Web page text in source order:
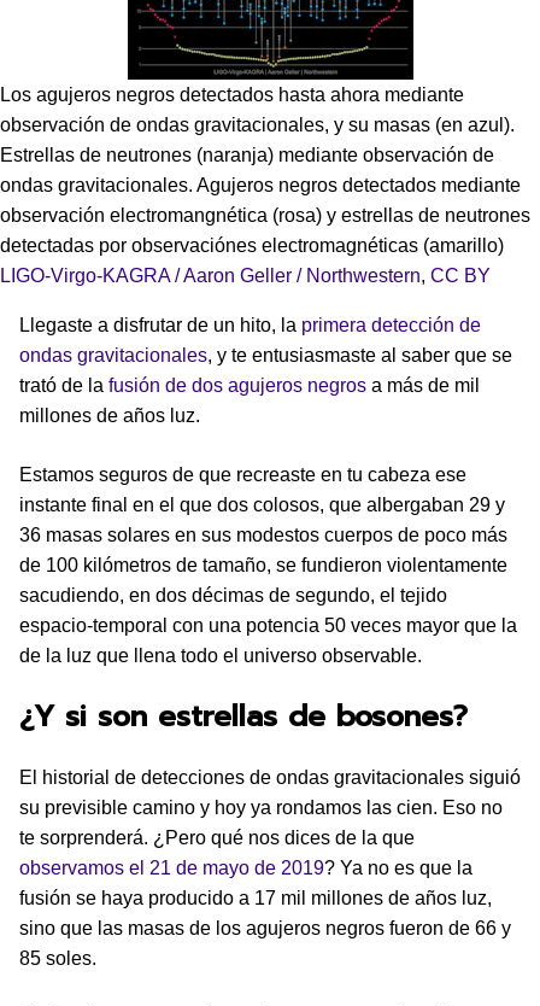
Los agujeros negros detectados hasta ahora mediante
observación de ondas gravitacionales, y su masas (en azul).
Estrellas de neutrones (naranja) mediante observación de
ondas gravitacionales. Agujeros negros detectados mediante
observación electromangnética (rosa) y estrellas de neutrones
detectadas por observaciónes electromagnéticas (amarillo)
LIGO-Virgo-KAGRA / Aaron Geller / Northwestern, CC BY
Llegaste a disfrutar de un hito, la primera detección de
ondas gravitacionales, y te entusiasmaste al saber que se
trató de la fusión de dos agujeros negros a más de mil
millones de años luz.
Estamos seguros de que recreaste en tu cabeza ese
instante final en el que dos colosos, que albergaban 29 y
36 masas solares en sus modestos cuerpos de poco más
de 100 kilómetros de tamaño, se fundieron violentamente
sacudiendo, en dos décimas de segundo, el tejido
espacio-temporal con una potencia 50 veces mayor que la
de la luz que llena todo el universo observable.
¿Y si son estrellas de bosones?
El historial de detecciones de ondas gravitacionales siguió
su previsible camino y hoy ya rondamos las cien. Eso no
te sorprenderá. ¿Pero qué nos dices de la que
observamos el 21 de mayo de 2019? Ya no es que la
fusión se haya producido a 17 mil millones de años luz,
sino que las masas de los agujeros negros fueron de 66 y
85 soles.